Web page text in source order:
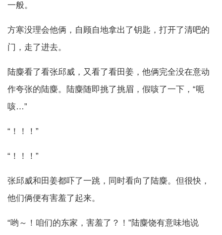
一般。
方寒没理会他俩，自顾自地拿出了钥匙，打开了清吧的
门，走了进去。
陆麋看了看张邱威，又看了看田姜，他俩完全没在意动
作夸张的陆麋。陆麋随即挑了挑眉，假咳了一下，“呃
咳…”
“！！！”
“！！！”
张邱威和田姜都吓了一跳，同时看向了陆麋。但很快，
他们俩便有害羞了起来。
“哟～！咱们的东家，害羞了？！”陆麋饶有意味地说